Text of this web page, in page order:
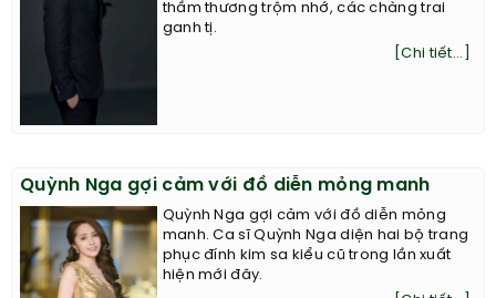
thầm thương trộm nhớ, các chàng trai
ganh tị.
[Chi tiết...]
Quỳnh Nga gợi cảm với đồ diễn mỏng manh
Quỳnh Nga gợi cảm với đồ diễn mỏng
manh. Ca sĩ Quỳnh Nga diện hai bộ trang
phục đính kim sa kiểu cũ trong lần xuất
hiện mới đây.